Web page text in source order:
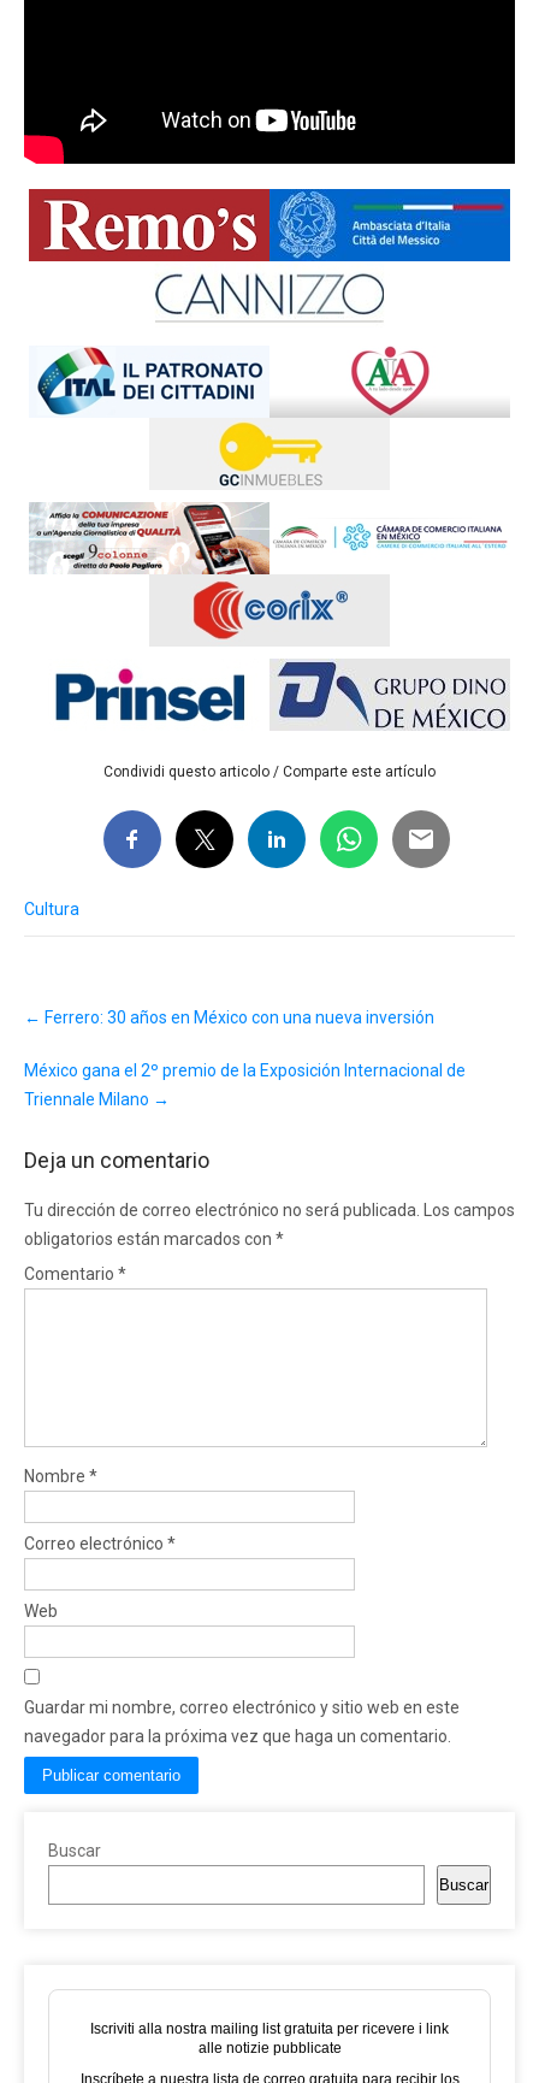
Condividi questo articolo / Comparte este artículo
Cultura
navigation
← Ferrero: 30 años en México con una nueva inversión
México gana el 2º premio de la Exposición Internacional de
Triennale Milano →
Deja un comentario
Tu dirección de correo electrónico no será publicada.
Los campos
obligatorios están marcados con *
Comentario *
Nombre *
Correo electrónico *
Web
Guardar mi nombre, correo electrónico y sitio web en este
navegador para la próxima vez que haga un comentario.
Buscar
Buscar
Iscriviti alla nostra mailing list gratuita per ricevere i link
alle notizie pubblicate
Inscríbete a nuestra lista de correo gratuita para recibir los